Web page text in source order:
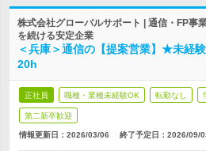
株式会社グローバルサポート | 通信・FP事
を続ける安定企業
＜兵庫＞通信の【提案営業】★未経
20h
正社員 職種・業種未経験OK 転勤なし
第二新卒歓迎
情報更新日：2026/03/06 終了予定日： 2026/09/